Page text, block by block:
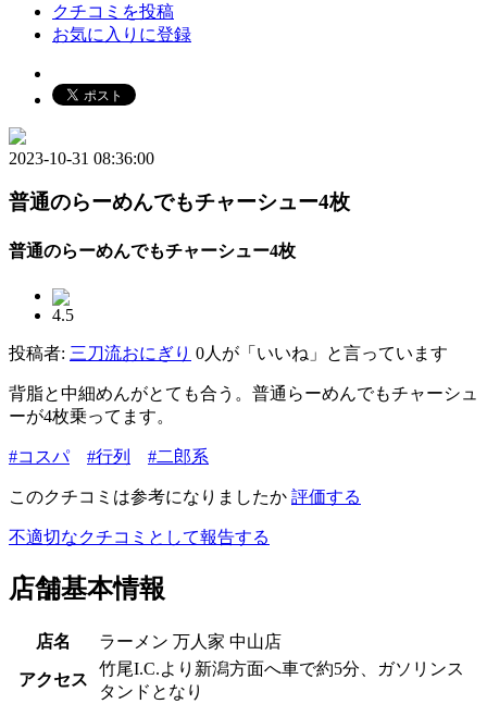
クチコミを投稿
お気に入りに登録
2023-10-31 08:36:00
普通のらーめんでもチャーシュー4枚
普通のらーめんでもチャーシュー4枚
4.5
投稿者: 三刀流おにぎり 0人が「いいね」と言っています
背脂と中細めんがとても合う。普通らーめんでもチャーシュ
ーが4枚乗ってます。
#コスパ #行列 #二郎系
このクチコミは参考になりましたか 評価する
不適切なクチコミとして報告する
店舗基本情報
店名 ラーメン 万人家 中山店
アクセス
竹尾I.C.より新潟方面へ車で約5分、ガソリンス
タンドとなり